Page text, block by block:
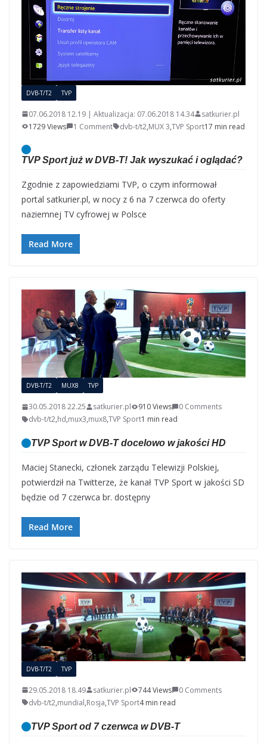
DVB-T/T2 TVP
07.06.2018 12.19 | Aktualizacja: 07.06.2018 14.34
satkurier.pl
1729 Views
1 Comment dvb-t/t2,MUX 3,TVP Sport17 min read
TVP Sport już w DVB-T! Jak wyszukać i oglądać?
Zgodnie z zapowiedziami TVP, o czym informował
portal satkurier.pl, w nocy z 6 na 7 czerwca do oferty
naziemnej TV cyfrowej w Polsce
Read More
DVB-T/T2 MUX8 TVP
30.05.2018 22.25 satkurier.pl 910 Views
0 Comments
dvb-t/t2,hd,mux3,mux8,TVP Sport1 min read
TVP Sport w DVB-T docelowo w jakości HD
Maciej Stanecki, członek zarządu Telewizji Polskiej,
potwierdził na Twitterze, że kanał TVP Sport w jakości SD
będzie od 7 czerwca br. dostępny
Read More
DVB-T/T2 TVP
29.05.2018 18.49 satkurier.pl 744 Views
0 Comments
dvb-t/t2,mundial,Rosja,TVP Sport4 min read
TVP Sport od 7 czerwca w DVB-T